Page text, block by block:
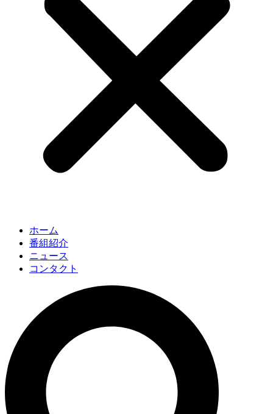
ホーム
番組紹介
ニュース
コンタクト